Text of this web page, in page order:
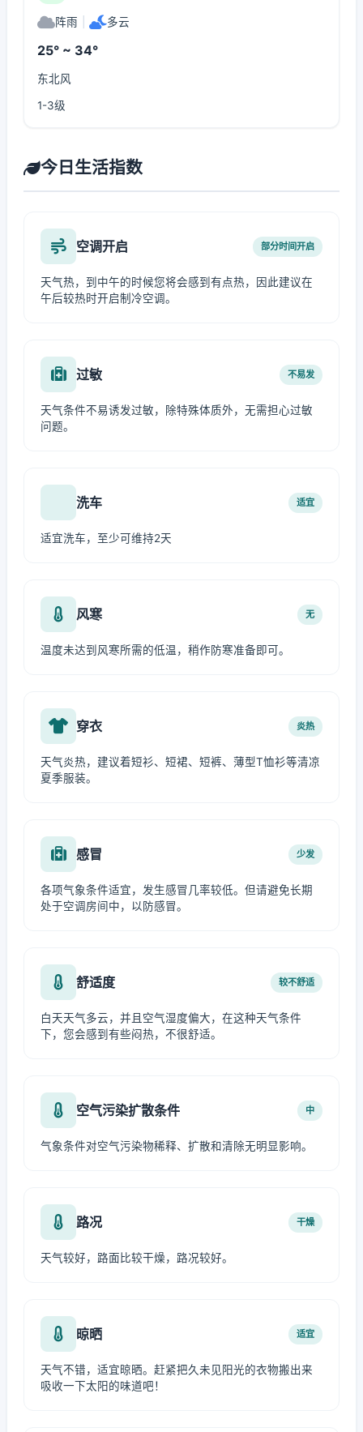
阵雨 多云
25° ~ 34°
东北风
1-3级
今日生活指数
空调开启 部分时间开启
天气热，到中午的时候您将会感到有点热，因此建议在
午后较热时开启制冷空调。
过敏 不易发
天气条件不易诱发过敏，除特殊体质外，无需担心过敏
问题。
洗车 适宜
适宜洗车，至少可维持2天
风寒 无
温度未达到风寒所需的低温，稍作防寒准备即可。
穿衣 炎热
天气炎热，建议着短衫、短裙、短裤、薄型T恤衫等清凉
夏季服装。
感冒 少发
各项气象条件适宜，发生感冒几率较低。但请避免长期
处于空调房间中，以防感冒。
舒适度 较不舒适
白天天气多云，并且空气湿度偏大，在这种天气条件
下，您会感到有些闷热，不很舒适。
空气污染扩散条件 中
气象条件对空气污染物稀释、扩散和清除无明显影响。
路况 干燥
天气较好，路面比较干燥，路况较好。
晾晒 适宜
天气不错，适宜晾晒。赶紧把久未见阳光的衣物搬出来
吸收一下太阳的味道吧！